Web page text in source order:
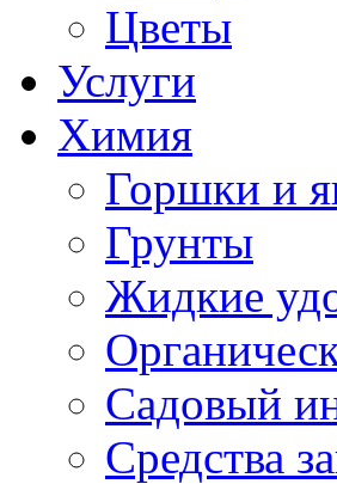
Цветы
Услуги
Химия
Горшки и
Грунты
Жидкие
Садовый
Средства